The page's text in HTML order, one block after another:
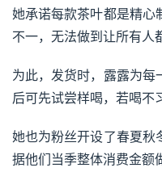
她承诺每款茶叶都是精心
不一，无法做到让所有人
为此，发货时，露露为每
后可先试尝样喝，若喝不
她也为粉丝开设了春夏秋
据他们当季整体消费金额